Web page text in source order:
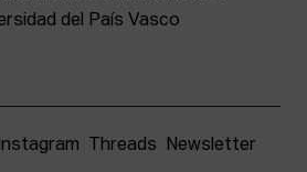
Instagram Threads Newsletter